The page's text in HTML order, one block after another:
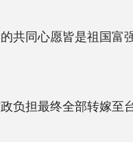
共同心愿皆是祖国富
负担最终全部转嫁至